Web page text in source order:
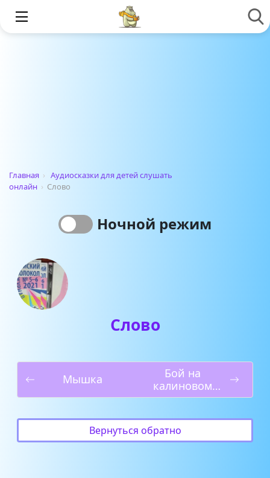
Главная › Аудиосказки для детей слушать
онлайн › Слово
Ночной режим
Слово
Мышка
Бой на
калиновом
мосту
Вернуться обратно